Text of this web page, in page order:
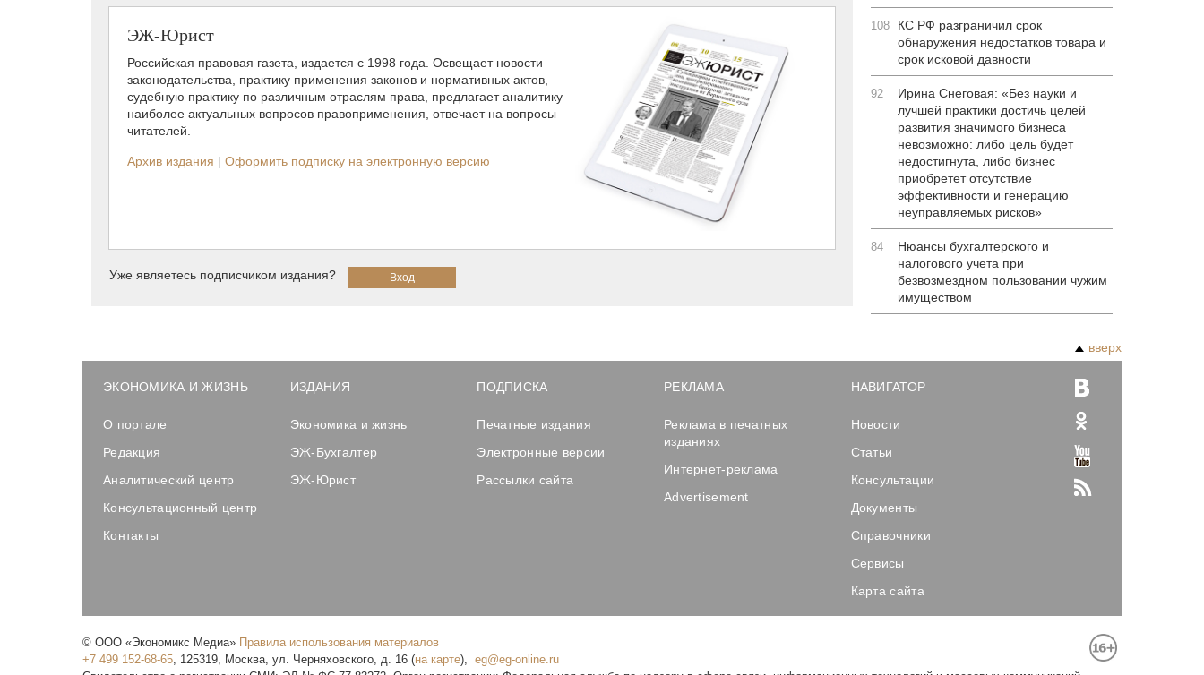
ЭЖ-Юрист
Российская правовая газета, издается с 1998 года. Освещает новости
законодательства, практику применения законов и нормативных актов,
судебную практику по различным отраслям права, предлагает аналитику
наиболее актуальных вопросов правоприменения, отвечает на вопросы
читателей.
Архив издания | Оформить подписку на электронную версию
Уже являетесь подписчиком издания?
108
КС РФ разграничил срок
обнаружения недостатков товара и
срок исковой давности
92
Ирина Снеговая: «Без науки и
лучшей практики достичь целей
развития значимого бизнеса
невозможно: либо цель будет
недостигнута, либо бизнес
приобретет отсутствие
эффективности и генерацию
неуправляемых рисков»
84
Нюансы бухгалтерского и
налогового учета при
безвозмездном пользовании чужим
имуществом
вверх
ЭКОНОМИКА И ЖИЗНЬ
О портале
Редакция
Аналитический центр
Консультационный центр
Контакты
ИЗДАНИЯ
Экономика и жизнь
ЭЖ-Бухгалтер
ЭЖ-Юрист
ПОДПИСКА
Печатные издания
Электронные версии
Рассылки сайта
РЕКЛАМА
Реклама в печатных
изданиях
Интернет-реклама
Advertisement
НАВИГАТОР
Новости
Статьи
Консультации
Документы
Справочники
Сервисы
Карта сайта
© ООО «Экономикс Медиа» Правила использования материалов
+7 499 152-68-65, 125319, Москва, ул. Черняховского, д. 16 (на карте),